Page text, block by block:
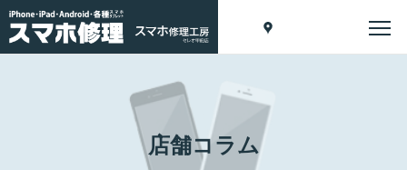
店舗コラム